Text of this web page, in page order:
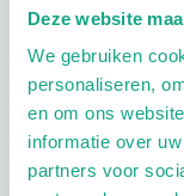
Deze website
We gebruiken
personaliseren,
en om ons
informatie over
partners voor
pedicure.